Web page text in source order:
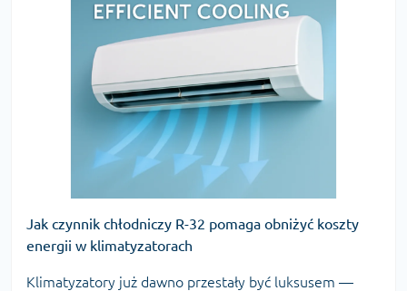
Jak czynnik chłodniczy R-32 pomaga obniżyć koszty
energii w klimatyzatorach
Klimatyzatory już dawno przestały być luksusem —